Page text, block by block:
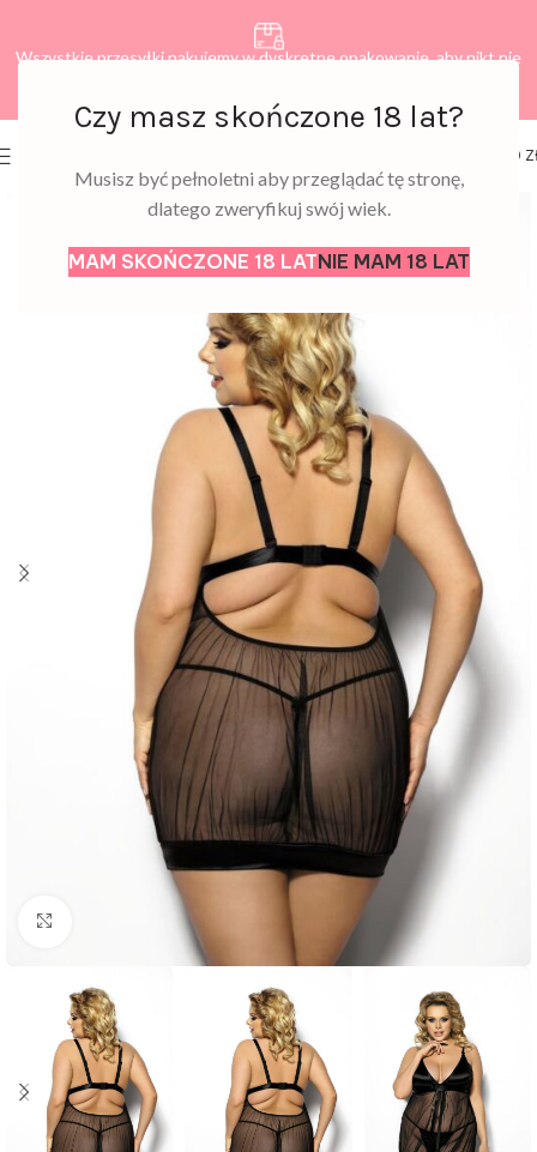
Czy masz skończone 18 lat?
Musisz być pełnoletni aby przeglądać tę stronę,
dlatego zweryfikuj swój wiek.
MAM SKOŃCZONE 18 LATNIE MAM 18 LAT
Wszystkie przesyłki pakujemy w dyskretne opakowanie, aby nikt nie
0,00
Click to enlarge